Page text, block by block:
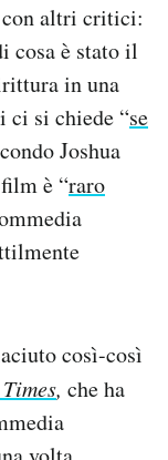
con altri critici:
cosa è stato il
in una
ci si chiede “se
Joshua
è “raro
così-così
, che ha